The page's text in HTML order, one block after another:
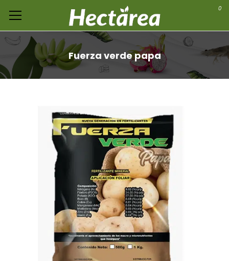
0
Fuerza verde papa